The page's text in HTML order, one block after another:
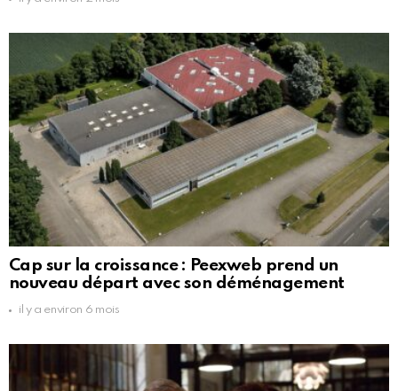
Cap sur la croissance : Peexweb prend un
nouveau départ avec son déménagement
il y a environ 6 mois